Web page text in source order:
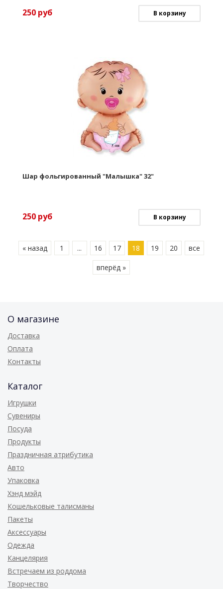
250 руб В корзину
Шар фольгированный "Малышка" 32"
250 руб В корзину
« назад 1 ... 16 17 18 19 20 все
вперёд »
О магазине
Доставка
Оплата
Контакты
Каталог
Игрушки
Сувениры
Посуда
Продукты
Праздничная атрибутика
Авто
Упаковка
Хэнд мэйд
Кошельковые талисманы
Пакеты
Аксессуары
Одежда
Канцелярия
Встречаем из роддома
Творчество